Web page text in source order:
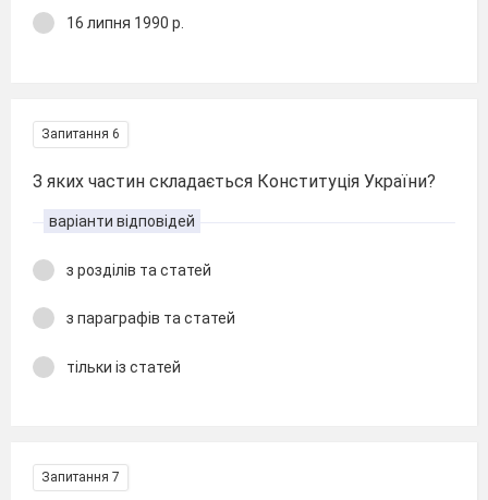
16 липня 1990 р.
Запитання 6
З яких частин складається Конституція України?
варіанти відповідей
з розділів та статей
з параграфів та статей
тільки із статей
Запитання 7